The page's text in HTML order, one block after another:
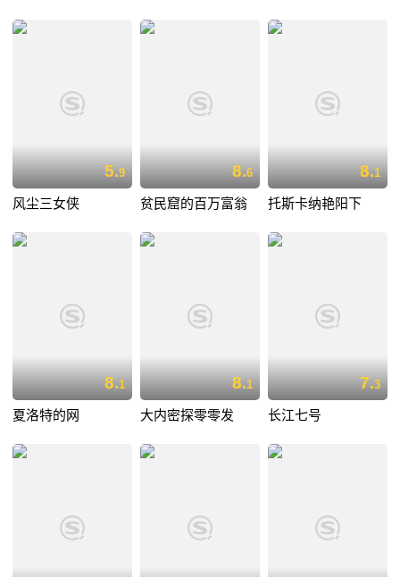
5.9
风尘三女侠
8.6
贫民窟的百万富翁
8.1
托斯卡纳艳阳下
8.1
夏洛特的网
8.1
大内密探零零发
7.3
长江七号